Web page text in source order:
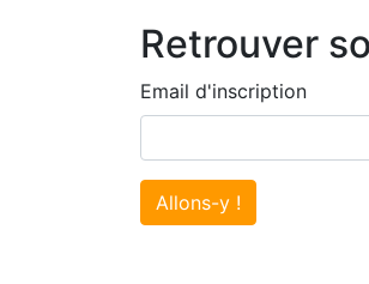
Retrouver
Email d'inscription
Allons-y !